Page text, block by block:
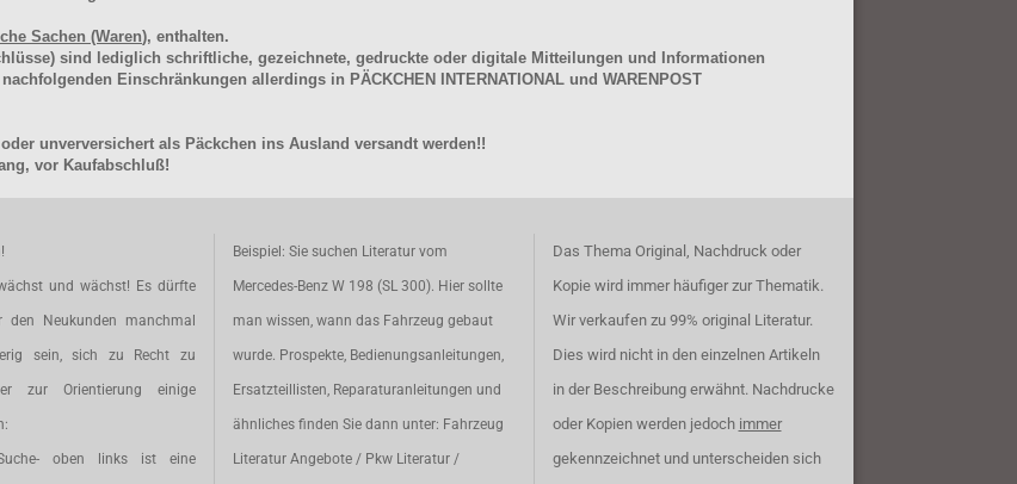
Sachen (Waren), enthalten.
sind lediglich schriftliche, gezeichnete, gedruckte oder digitale Mitteilungen und Informationen
Einschränkungen allerdings in PÄCKCHEN INTERNATIONAL und WARENPOST
unverversichert als Päckchen ins Ausland versandt werden!!
vor Kaufabschluß!
und wächst! Es dürfte
Neukunden manchmal
sein, sich zu Recht zu
zur Orientierung einige
oben links ist eine
Beispiel: Sie suchen Literatur vom
Mercedes-Benz W 198 (SL 300). Hier sollte
man wissen, wann das Fahrzeug gebaut
wurde. Prospekte, Bedienungsanleitungen,
Ersatzteillisten, Reparaturanleitungen und
ähnliches finden Sie dann unter: Fahrzeug
Literatur Angebote / Pkw Literatur /
Das Thema Original, Nachdruck oder
Kopie wird immer häufiger zur Thematik.
Wir verkaufen zu 99% original Literatur.
Dies wird nicht in den einzelnen Artikeln
in der Beschreibung erwähnt. Nachdrucke
oder Kopien werden jedoch immer
gekennzeichnet und unterscheiden sich